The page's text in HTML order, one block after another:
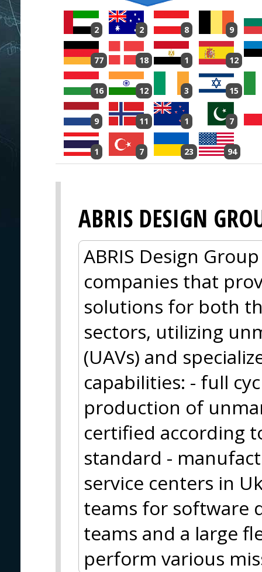
2 2 8 9
77 18 1 12
16 12 3 15
9 11 1 7
1 7 23 94
ABRIS DESIGN
ABRIS Design
companies that
solutions for both
sectors, utilizing
(UAVs) and
capabilities: - full
production of
certified according
standard -
service centers in
teams for software
teams and a large
perform various